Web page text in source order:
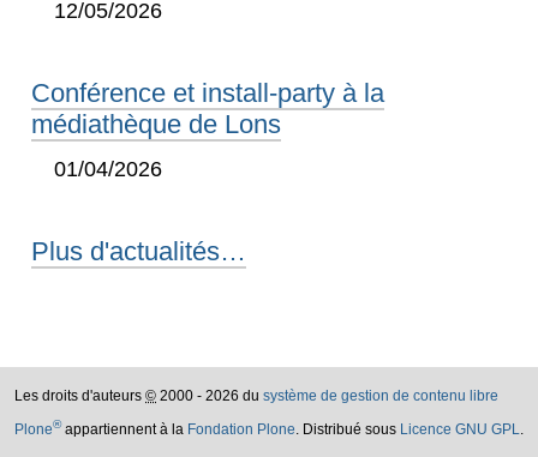
12/05/2026
Conférence et install-party à la
médiathèque de Lons
01/04/2026
Plus d'actualités…
Les droits d'auteurs © 2000 - 2026 du système de gestion de contenu libre
Plone®appartiennent à la Fondation Plone . Distribué sous Licence GNU GPL